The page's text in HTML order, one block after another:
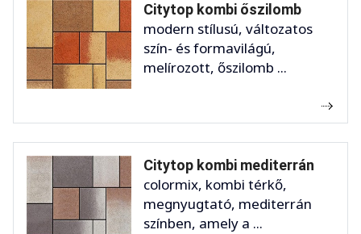
Citytop kombi őszilomb
modern stílusú, változatos
szín- és formavilágú,
melírozott, őszilomb ...
Citytop kombi mediterrán
colormix, kombi térkő,
megnyugtató, mediterrán
színben, amely a ...